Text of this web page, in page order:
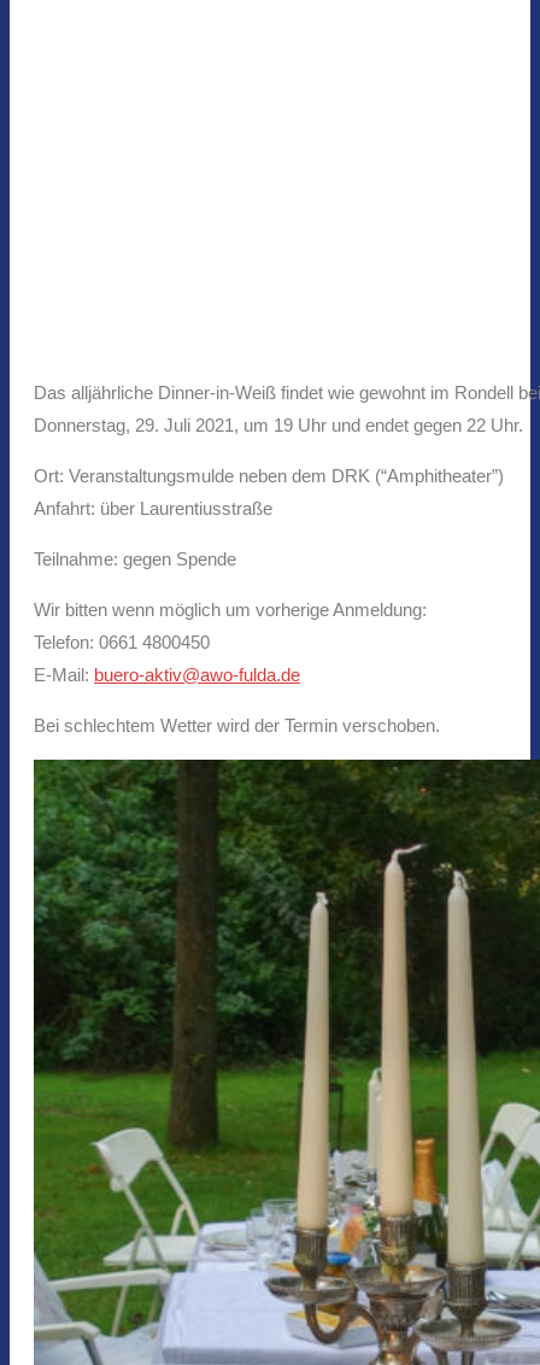
Das alljährliche Dinner-in-Weiß findet wie gewohnt im Rondell
Donnerstag, 29. Juli 2021, um 19 Uhr und endet gegen 22 Uhr.
Ort: Veranstaltungsmulde neben dem DRK (“Amphitheater”)
Anfahrt: über Laurentiusstraße
Teilnahme: gegen Spende
Wir bitten wenn möglich um vorherige Anmeldung:
Telefon: 0661 4800450
E-Mail: buero-aktiv@awo-fulda.de
Bei schlechtem Wetter wird der Termin verschoben.